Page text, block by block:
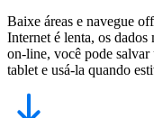
Baixe áreas e navegue
Internet é lenta, os dados
on-line, você pode
tablet e usá-la quando